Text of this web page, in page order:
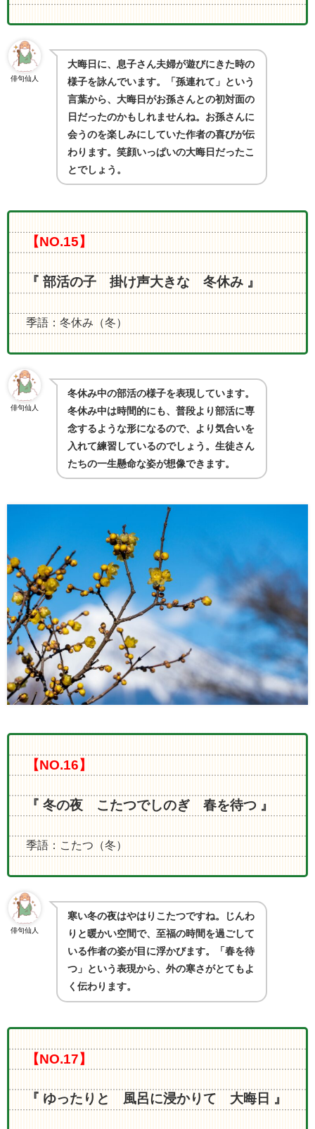
俳句仙人
大晦日に、息子さん夫婦が遊びにきた時の
様子を詠んでいます。「孫連れて」という
言葉から、大晦日がお孫さんとの初対面の
日だったのかもしれませんね。お孫さんに
会うのを楽しみにしていた作者の喜びが伝
わります。笑顔いっぱいの大晦日だったこ
とでしょう。
【NO.15】
『 部活の子 掛け声大きな 冬休み 』
季語：冬休み（冬）
俳句仙人
冬休み中の部活の様子を表現しています。
冬休み中は時間的にも、普段より部活に専
念するような形になるので、より気合いを
入れて練習しているのでしょう。生徒さん
たちの一生懸命な姿が想像できます。
【NO.16】
『 冬の夜 こたつでしのぎ 春を待つ 』
季語：こたつ（冬）
俳句仙人
寒い冬の夜はやはりこたつですね。じんわ
りと暖かい空間で、至福の時間を過ごして
いる作者の姿が目に浮かびます。「春を待
つ」という表現から、外の寒さがとてもよ
く伝わります。
【NO.17】
『 ゆったりと 風呂に浸かりて 大晦日 』